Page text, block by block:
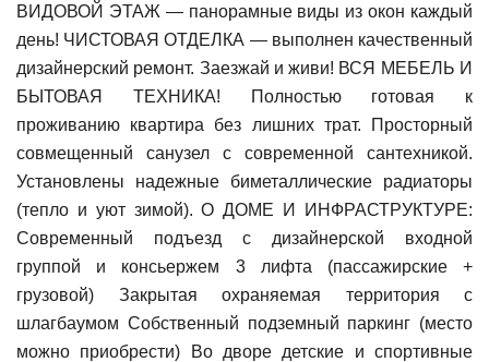
ВИДОВОЙ ЭТАЖ — панорамные виды из окон каждый
день! ЧИСТОВАЯ ОТДЕЛКА — выполнен качественный
дизайнерский ремонт. Заезжай и живи! ВСЯ МЕБЕЛЬ И
БЫТОВАЯ ТЕХНИКА! Полностью готовая к
проживанию квартира без лишних трат. Просторный
совмещенный санузел с современной сантехникой.
Установлены надежные биметаллические радиаторы
(тепло и уют зимой). О ДОМЕ И ИНФРАСТРУКТУРЕ:
Современный подъезд с дизайнерской входной
группой и консьержем 3 лифта (пассажирские +
грузовой) Закрытая охраняемая территория с
шлагбаумом Собственный подземный паркинг (место
можно приобрести) Во дворе детские и спортивные